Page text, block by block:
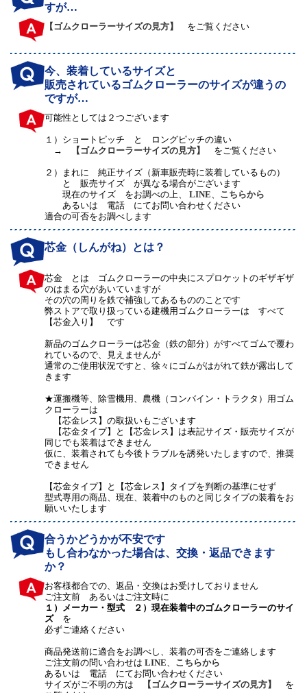
すが…
【ゴムクローラーサイズの見方】 をご覧ください
今、装着しているサイズと
販売されているゴムクローラーのサイズが違うの
ですが…
可能性としては２つございます
１） ショートピッチ と ロングピッチの違い
→
【ゴムクローラーサイズの見方】 をご覧ください
２）
まれに 純正サイズ（新車販売時に装着しているもの）
と 販売サイズ が異なる場合がございます
現在のサイズ をお調べの上、LINE
こちらから
あるいは 電話 にてお問い合わせください
適合の可否をお調べします
芯金（しんがね）とは？
芯金 とは ゴムクローラーの中央にスプロケットのギザギザ
のはまる穴があいていますが
その穴の周りを鉄で補強してあるもののことです
弊ストアで取り扱っている建機用ゴムクローラーは すべて
【芯金入り】 です
新品のゴムクローラーは芯金（鉄の部分）がすべてゴムで覆わ
れているので、見えませんが
通常のご使用状況ですと、徐々にゴムがはがれて鉄が露出して
きます
★運搬機等、除雪機用、農機（コンバイン・トラクタ）用ゴム
クローラーは
【芯金レス】の取扱いもございます
【芯金タイプ】と【芯金レス】は表記サイズ・販売サイズが
同じでも装着はできません
仮に、装着されても今後トラブルを誘発いたしますので、推奨
できません
【芯金タイプ】と【芯金レス】タイプを判断の基準にせず
型式専用の商品、現在、装着中のものと同じタイプの装着をお
願いいたします
合うかどうかが不安です
もし合わなかった場合は、交換・返品できます
か？
お客様都合での、返品・交換はお受けしておりません
ご注文前 あるいはご注文時に
１）メーカー・型式 ２）現在装着中のゴムクローラーのサイ
ズを
必ずご連絡ください
商品発送前に適合をお調べし、装着の可否をご連絡します
ご注文前の問い合わせはLINE、 こちらから
あるいは 電話 にてお問い合わせください
サイズがご不明の方は
【ゴムクローラーサイズの見方】
を